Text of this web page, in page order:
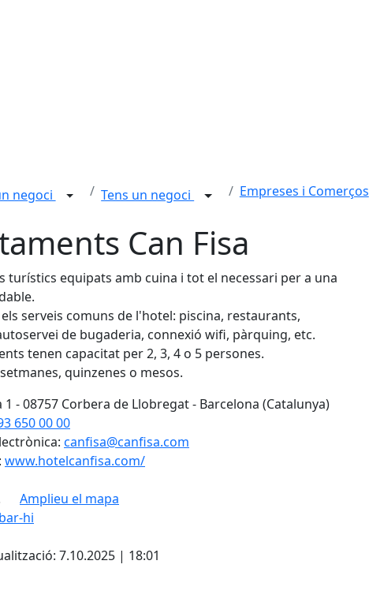
negoci Tens un negoci Empreses i Comerços
Can Fisa
turístics equipats amb cuina i tot el necessari per a una
serveis comuns de l'hotel: piscina, restaurants,
de bugaderia, connexió wifi, pàrquing, etc.
tenen capacitat per 2, 3, 4 o 5 persones.
quinzenes o mesos.
1 - 08757 Corbera de Llobregat - Barcelona (Catalunya)
650 00 00
canfisa@canfisa.com
www.hotelcanfisa.com/
Amplieu el mapa
hi
7.10.2025 | 18:01